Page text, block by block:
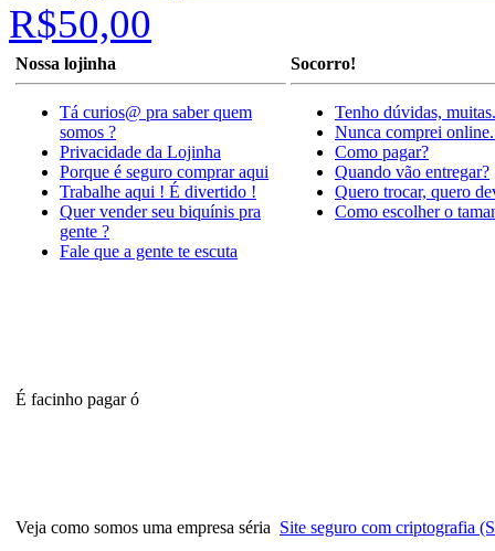
R$50,00
Nossa lojinha
Tá curios@ pra saber quem
somos ?
Privacidade da Lojinha
Porque é seguro comprar aqui
Trabalhe aqui ! É divertido !
Quer vender seu biquínis pra
gente ?
Fale que a gente te escuta
Socorro!
Tenho dúvidas, muitas.
Nunca comprei online.
Como pagar?
Quando vão entregar?
Quero trocar, quero
Como escolher o
É facinho pagar ó
Veja como somos uma empresa séria Site seguro com criptografia